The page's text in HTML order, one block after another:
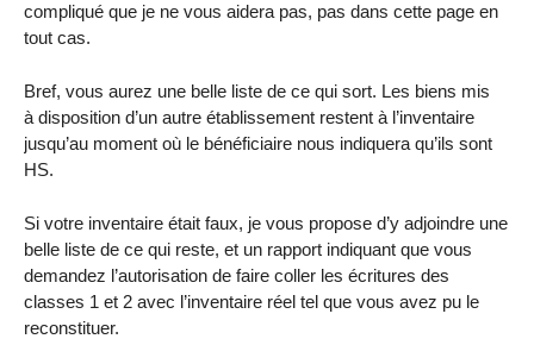
compliqué que je ne vous aidera pas, pas dans cette page en
tout cas.
Bref, vous aurez une belle liste de ce qui sort. Les biens mis
à disposition d’un autre établissement restent à l’inventaire
jusqu’au moment où le bénéficiaire nous indiquera qu’ils sont
HS.
Si votre inventaire était faux, je vous propose d’y adjoindre une
belle liste de ce qui reste, et un rapport indiquant que vous
demandez l’autorisation de faire coller les écritures des
classes 1 et 2 avec l’inventaire réel tel que vous avez pu le
reconstituer.